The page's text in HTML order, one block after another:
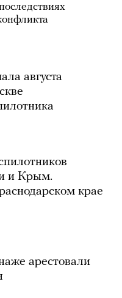
августа
и Крым.
крае
арестовали